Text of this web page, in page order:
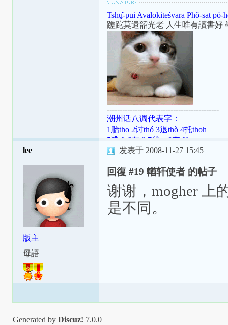
Tshṳ̂-pui Avalokiteśvara Phŏ-sat pó-
蹉跎莫遣韶光老 人生唯有讀書好
--------------------------------------------
潮州话八调代表字：
1胎tho 2讨thó 3退thò 4托thoh
5逃tô 6在tŏ 7袋tō 8夺tôh
潮罗特殊变体：[ɯ]=ṳ=ur；
[aʔ8]=âh=a̍h；[ts]=ts=ch；
lee
版主
母語
发表于 2008-11-27 15:45
回復 #19 輶轩使者 的帖子
谢谢，mogher 上
是不同。
Generated by Discuz! 7.0.0